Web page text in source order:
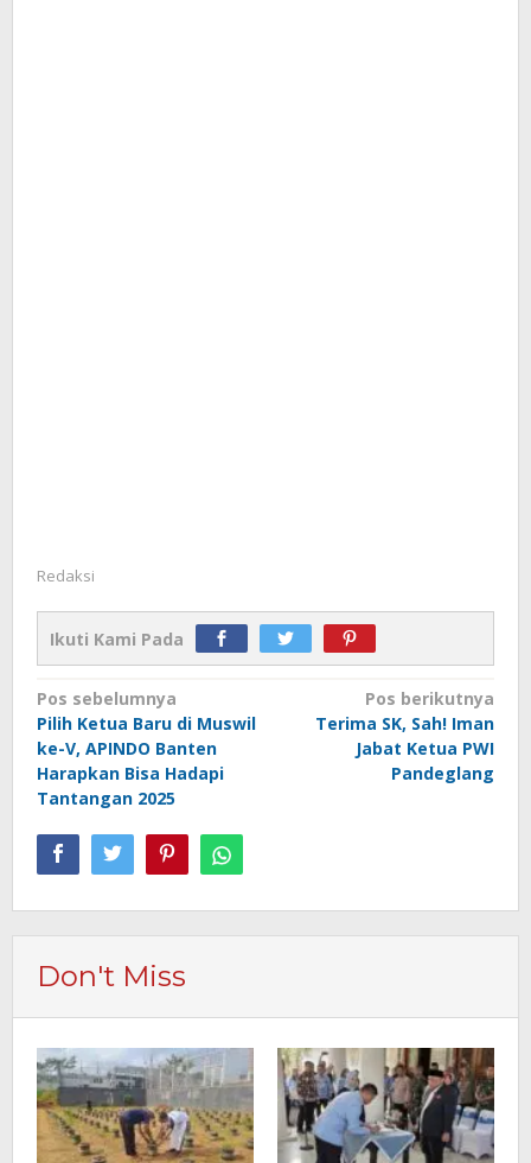
Redaksi
Ikuti Kami Pada
Navigasi
pos
Pos sebelumnya
Pilih Ketua Baru di Muswil
ke-V, APINDO Banten
Harapkan Bisa Hadapi
Tantangan 2025
Pos berikutnya
Terima SK, Sah! Iman
Jabat Ketua PWI
Pandeglang
Don't Miss